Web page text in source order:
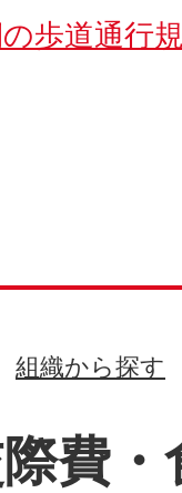
歩道通行
組織から探す
費・